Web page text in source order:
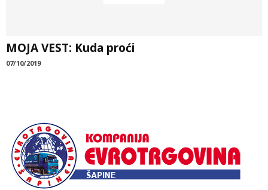
MOJA VEST: Kuda proći
07/10/2019